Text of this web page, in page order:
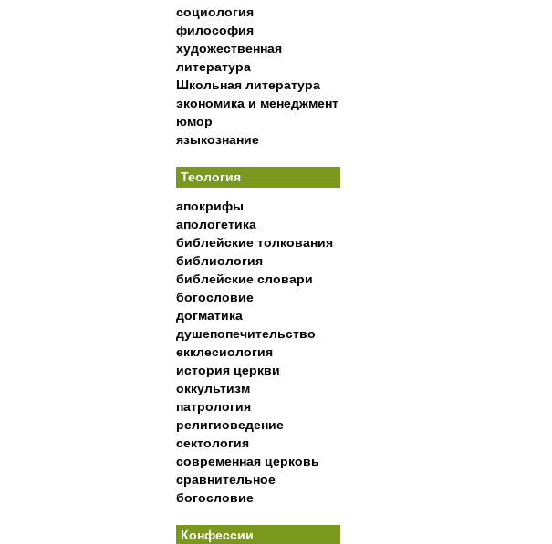
социология
философия
художественная
литература
Школьная литература
экономика и менеджмент
юмор
языкознание
Теология
апокрифы
апологетика
библейские толкования
библиология
библейские словари
богословие
догматика
душепопечительство
екклесиология
история церкви
оккультизм
патрология
религиоведение
сектология
современная церковь
сравнительное
богословие
Конфессии